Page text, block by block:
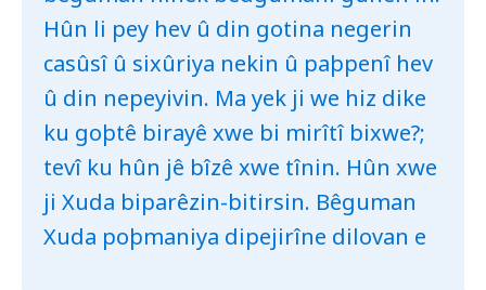
Hûn li pey hev û din gotina negerin
casûsî û sixûriya nekin û paþpenî hev
û din nepeyivin. Ma yek ji we hiz dike
ku goþtê birayê xwe bi mirîtî bixwe?;
tevî ku hûn jê bîzê xwe tînin. Hûn xwe
ji Xuda biparêzin-bitirsin. Bêguman
Xuda poþmaniya dipejirîne dilovan e